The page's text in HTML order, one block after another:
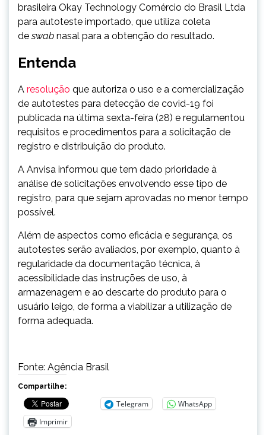
brasileira Okay Technology Comércio do Brasil Ltda
para autoteste importado, que utiliza coleta
deswab nasal para a obtenção do resultado.
Entenda
A resolução que autoriza o uso e a comercialização
de autotestes para detecção de covid-19 foi
publicada na última sexta-feira (28) e regulamentou
requisitos e procedimentos para a solicitação de
registro e distribuição do produto.
A Anvisa informou que tem dado prioridade à
análise de solicitações envolvendo esse tipo de
registro, para que sejam aprovadas no menor tempo
possível.
Além de aspectos como eficácia e segurança, os
autotestes serão avaliados, por exemplo, quanto à
regularidade da documentação técnica, à
acessibilidade das instruções de uso, à
armazenagem e ao descarte do produto para o
usuário leigo, de forma a viabilizar a utilização de
forma adequada.
Fonte: Agência Brasil
Compartilhe:
Telegram
WhatsApp
Imprimir